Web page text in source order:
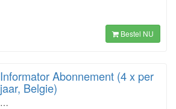
Bestel NU
Informator Abonnement (4 x per
jaar, Belgie)
…